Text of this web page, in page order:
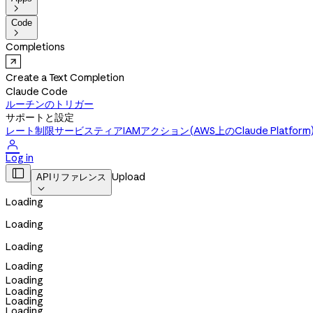

Code

Completions
Create a Text Completion
Claude Code
ルーチンのトリガー
サポートと設定
レート制限サービスティアIAMアクション(AWS上のClaude Platform)

Log in
 APIリファレンス

Upload
Loading
Loading
Loading
Loading
Loading
Loading
Loading